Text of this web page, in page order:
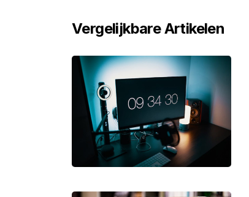
Vergelijkbare Artikelen